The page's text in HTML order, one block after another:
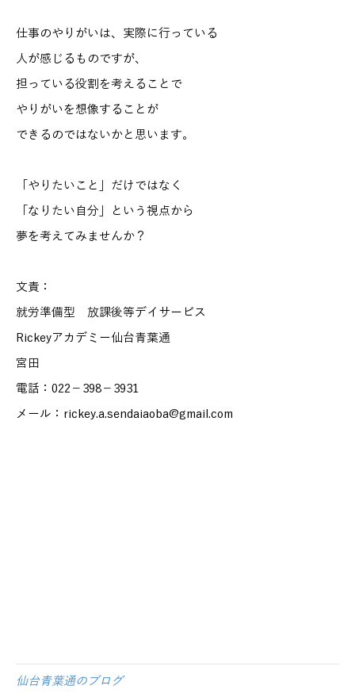
仕事のやりがいは、実際に行っている
人が感じるものですが、
担っている役割を考えることで
やりがいを想像することが
できるのではないかと思います。
「やりたいこと」だけではなく
「なりたい自分」という視点から
夢を考えてみませんか？
文責：
就労準備型 放課後等デイサービス
Rickeyアカデミー仙台青葉通
宮田
電話：022－398－3931
メール：rickey.a.sendaiaoba@gmail.com
仙台青葉通のブログ